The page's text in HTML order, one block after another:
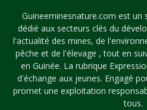
Guineeminesnature.com est
dédié aux secteurs clés du
l'actualité des mines, de
pêche et de l'élevage , tout en
en Guinée. La rubrique
d'échange aux jeunes. Engagé
promet une exploitation
tous.